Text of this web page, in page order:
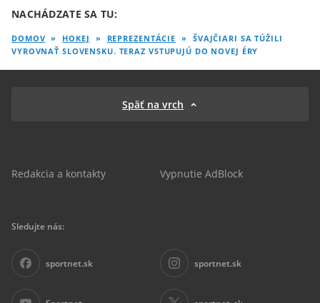
NACHÁDZATE SA TU:
DOMOV » HOKEJ » REPREZENTÁCIE » ŠVAJČIARI SA TÚŽILI
VYROVNAŤ SLOVENSKU. TERAZ VSTUPUJÚ DO NOVEJ ÉRY
Späť na vrch
Redakcia a kontakty Vypnutie AdBlock
Sledujte nás:
sportnet.sk sportnet.sk